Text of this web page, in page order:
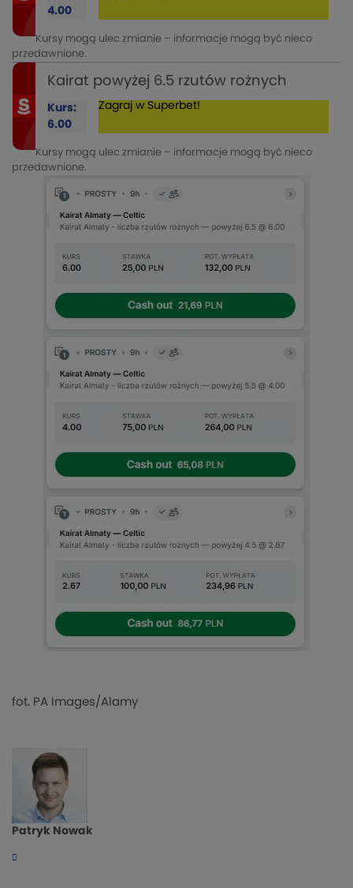
4.00
Kursy mogą ulec zmianie – informacje mogą być nieco
przedawnione.
Kairat powyżej 6.5 rzutów rożnych
Kurs:
6.00
Zagraj w Superbet!
Kursy mogą ulec zmianie – informacje mogą być nieco
przedawnione.
fot. PA Images/Alamy
Patryk Nowak